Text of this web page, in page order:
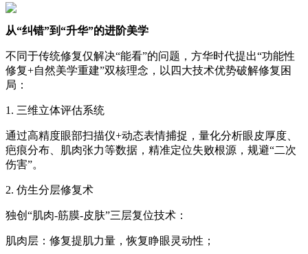
从“纠错”到“升华”的进阶美学
不同于传统修复仅解决“能看”的问题，方华时代提出“功能性
修复+自然美学重建”双核理念，以四大技术优势破解修复困
局：
1. 三维立体评估系统
通过高精度眼部扫描仪+动态表情捕捉，量化分析眼皮厚度、
疤痕分布、肌肉张力等数据，精准定位失败根源，规避“二次
伤害”。
2. 仿生分层修复术
独创“肌肉-筋膜-皮肤”三层复位技术：
肌肉层：修复提肌力量，恢复睁眼灵动性；